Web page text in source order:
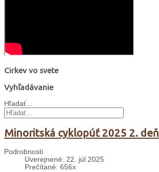
Cirkev vo svete
Vyhľadávanie
Hľadať...
Minoritská cyklopúť 2025 2. deň
Podrobnosti
Uverejnené: 22. júl 2025
Prečítané: 656x